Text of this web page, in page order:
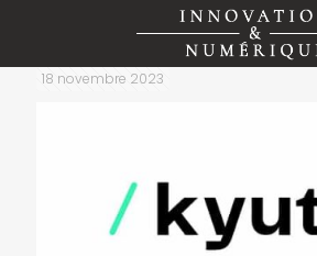
18 novembre 2023